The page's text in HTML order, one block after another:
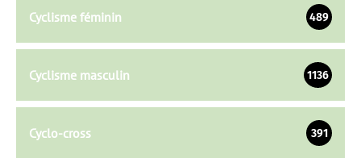
Cyclisme féminin 489
Cyclisme masculin 1136
Cyclo-cross 391